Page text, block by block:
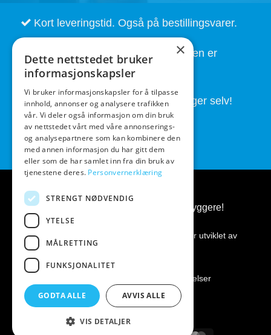
Kort leveringstid. Også på bestillingsvarer.
God service også etter at handelen er
fullført.
Butikken drives av folk som brygger selv!
BeerGear.no - Ølbrygging, for ølbryggere!
Kopirett 2026 ©
Nettsiden er utviklet av
Kjøpsbetingelser
×
Dette nettstedet bruker
informasjonskapsler
Vi bruker informasjonskapsler for å tilpasse
innhold, annonser og analysere trafikken
vår. Vi deler også informasjon om din bruk
av nettstedet vårt med våre annonserings-
og analysepartnere som kan kombinere den
med annen informasjon du har gitt dem
eller som de har samlet inn fra din bruk av
tjenestene deres. Personvernerklæring
STRENGT NØDVENDIG
YTELSE
MÅLRETTING
FUNKSJONALITET
GODTA ALLE AVVIS ALLE
VIS DETALJER